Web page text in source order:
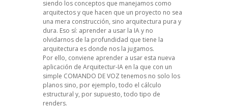
siendo los conceptos que manejamos como
arquitectos y que hacen que un proyecto no sea
una mera construcción, sino arquitectura pura y
dura. Eso sí: aprender a usar la IA y no
olvidarnos de la profundidad que tiene la
arquitectura es donde nos la jugamos.
Por ello, conviene aprender a usar esta nueva
aplicación de Arquitectur-IA en la que con un
simple COMANDO DE VOZ tenemos no solo los
planos sino, por ejemplo, todo el cálculo
estructural y, por supuesto, todo tipo de
renders.